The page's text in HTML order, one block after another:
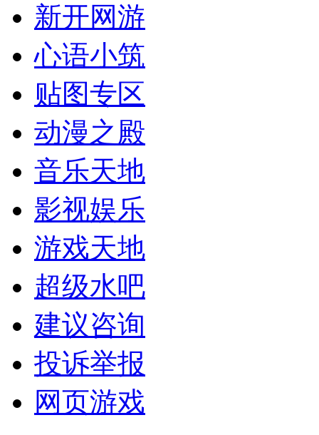
新开网游
心语小筑
贴图专区
动漫之殿
音乐天地
影视娱乐
游戏天地
超级水吧
建议咨询
投诉举报
网页游戏